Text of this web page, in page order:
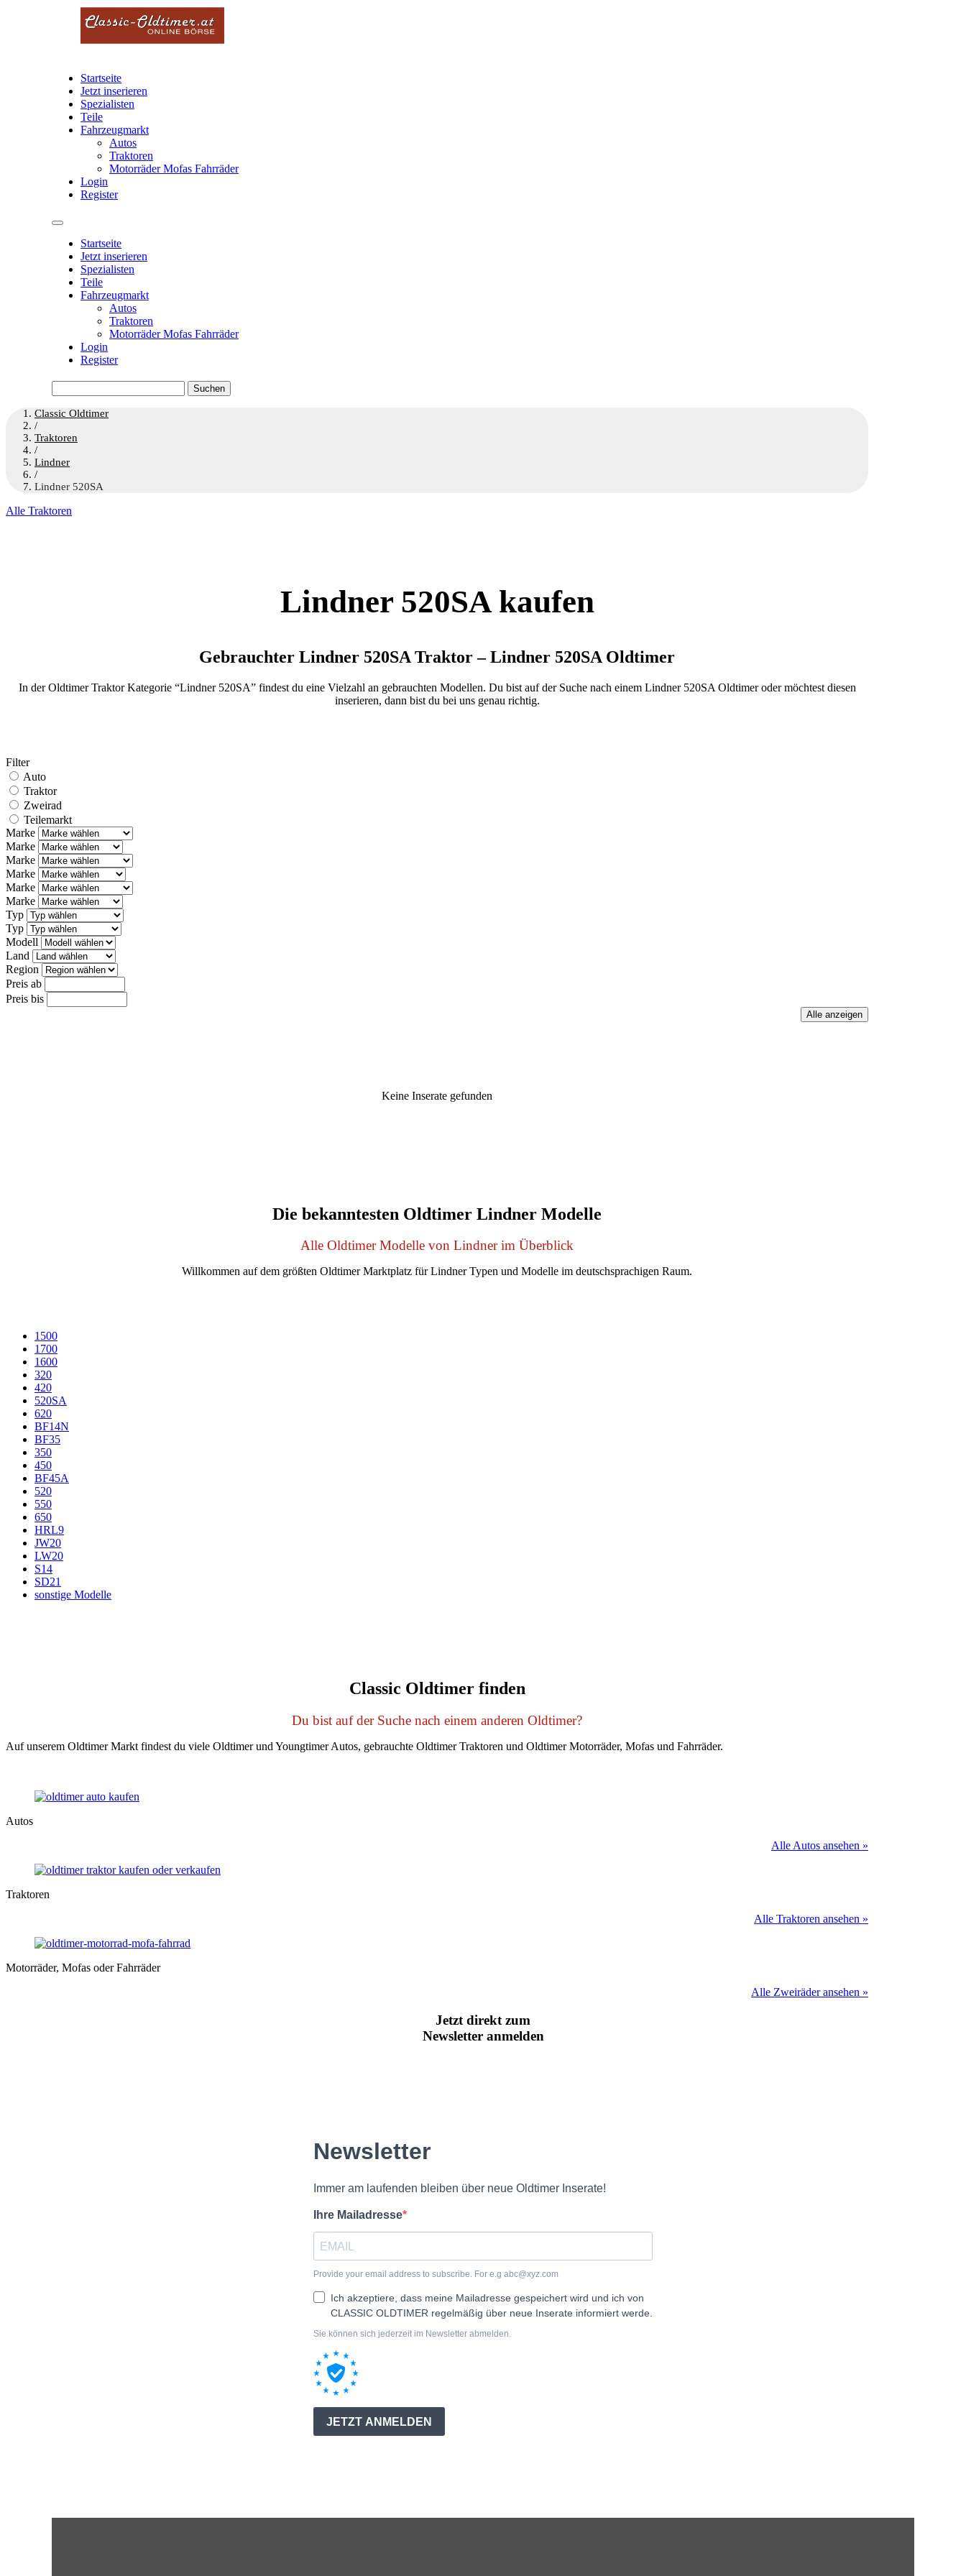
Startseite
Jetzt inserieren
Spezialisten
Teile
Fahrzeugmarkt
Autos
Traktoren
Motorräder Mofas Fahrräder
Login
Register
Startseite
Jetzt inserieren
Spezialisten
Teile
Fahrzeugmarkt
Autos
Traktoren
Motorräder Mofas Fahrräder
Login
Register
nach:
Classic Oldtimer
/
Traktoren
/
Lindner
/
Lindner 520SA
Alle Traktoren
Lindner 520SA kaufen
Gebrauchter Lindner 520SA Traktor – Lindner 520SA Oldtimer
In der Oldtimer Traktor Kategorie “Lindner 520SA” findest du eine Vielzahl an gebrauchten Modellen. Du bist auf der Suche nach einem Lindner 520SA Oldtimer oder möchtest diesen
inserieren, dann bist du bei uns genau richtig.
Filter
Auto
Traktor
Zweirad
Teilemarkt
Marke
Marke
Marke
Marke
Marke
Marke
Typ
Typ
Modell
Land
Region
Preis ab
Preis bis
Keine Inserate gefunden
Die bekanntesten Oldtimer Lindner Modelle
Alle Oldtimer Modelle von Lindner im Überblick
Willkommen auf dem größten Oldtimer Marktplatz für Lindner Typen und Modelle im deutschsprachigen Raum.
1500
1700
1600
320
420
520SA
620
BF14N
BF35
350
450
BF45A
520
550
650
HRL9
JW20
LW20
S14
SD21
sonstige Modelle
Classic Oldtimer finden
Du bist auf der Suche nach einem anderen Oldtimer?
Auf unserem Oldtimer Markt findest du viele Oldtimer und Youngtimer Autos, gebrauchte Oldtimer Traktoren und Oldtimer Motorräder, Mofas und Fahrräder.
Autos
Alle Autos ansehen »
Traktoren
Alle Traktoren ansehen »
Motorräder, Mofas oder Fahrräder
Alle Zweiräder ansehen »
Jetzt direkt zum
Newsletter anmelden